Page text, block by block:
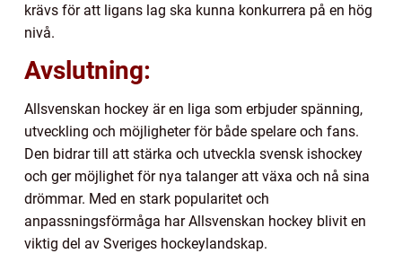
krävs för att ligans lag ska kunna konkurrera på en hög
nivå.
Avslutning:
Allsvenskan hockey är en liga som erbjuder spänning,
utveckling och möjligheter för både spelare och fans.
Den bidrar till att stärka och utveckla svensk ishockey
och ger möjlighet för nya talanger att växa och nå sina
drömmar. Med en stark popularitet och
anpassningsförmåga har Allsvenskan hockey blivit en
viktig del av Sveriges hockeylandskap.